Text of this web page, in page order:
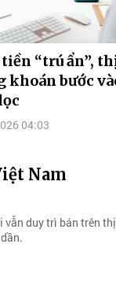
“trú ẩn”,
khoán bước
04:03
Nam
vẫn duy trì bán trên